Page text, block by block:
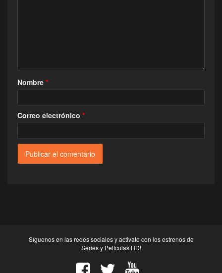
Nombre *
Correo electrónico *
Síguenos en las redes sociales y activate con los estrenos de
Series y Películas HD!